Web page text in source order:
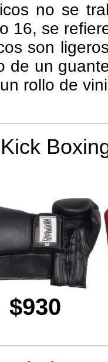
no se
16, se
son
de un
rollo de
$930